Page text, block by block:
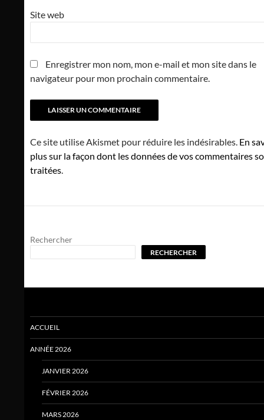
Site web
Enregistrer mon nom, mon e-mail et mon site dans le
navigateur pour mon prochain commentaire.
Ce site utilise Akismet pour réduire les indésirables. En
plus sur la façon dont les données de vos commentaires
traitées.
Rechercher
RECHERCHER
ACCUEIL
ANNÉE 2026
JANVIER 2026
FÉVRIER 2026
MARS 2026